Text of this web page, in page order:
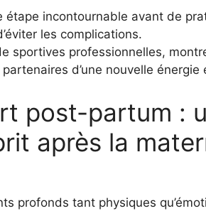
étape incontournable avant de
les complications.
sportives professionnelles,
d’une nouvelle énergie
post-partum :
après la
profonds tant physiques